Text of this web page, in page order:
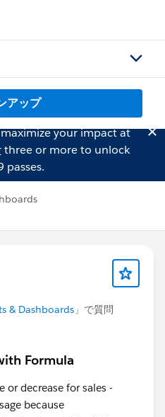
アップ
your impact at
three or more to unlock
passes.
& Dashboards 」で質問
Formula
decrease for sales -
because